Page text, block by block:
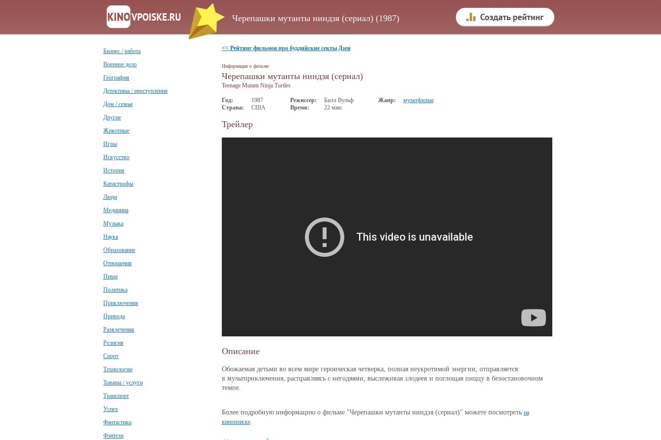
Черепашки мутанты ниндзя (сериал) (1987)
Бизнес / работа
Военное дело
География
Детективы / преступления
Дом / семья
Другие
Животные
Игры
Искусство
История
Катастрофы
Люди
Медицина
Музыка
Наука
Образование
Отношения
Пища
Политика
Приключения
Природа
Развлечения
Религия
Спорт
Технологии
Товары / услуги
Транспорт
Успех
Фантастика
Фэнтези
<< Рейтинг фильмов про буддийские секты Дзен
Информация о фильме:
Черепашки мутанты ниндзя (сериал)
Teenage Mutant Ninja Turtles
Год:
1987
Страна:
США
Режиссер:
Билл Вульф
Время:
22 мин.
Жанр: мультфильм
Трейлер
Описание
Обожаемая детьми во всем мире героическая четверка, полная неукротимой энергии, отправляется
в мультприключения, расправляясь с негодяями, выслеживая злодеев и поглощая пиццу в безостановочном
темпе.
Более подробную информацию о фильме "Черепашки мутанты ниндзя (сериал)" можете посмотреть на
кинопоиске.